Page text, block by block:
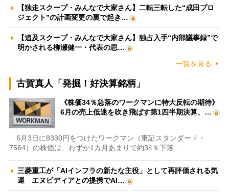
【独走スクープ・みんなで大家さん】二転三転した“成田プロ
ジェクト”の計画変更の裏で起き…
【追及スクープ・みんなで大家さん】独占入手“内部議事録”で
明かされる柳瀬健一・代表の思…
一覧を見る
古賀真人「発掘！好決算銘柄」
《株価34％急落のワークマンに特大反転の期待》
6月の売上低迷を吹き飛ばす第1四半期決算、…
6月3日に8330円をつけたワークマン（東証スタンダード・
7564）の株価は、わずか1カ月あまりで約34％下落…
三菱重工が「AIインフラの新たな主役」として再評価される気
運 エヌビディアとの提携でAI…